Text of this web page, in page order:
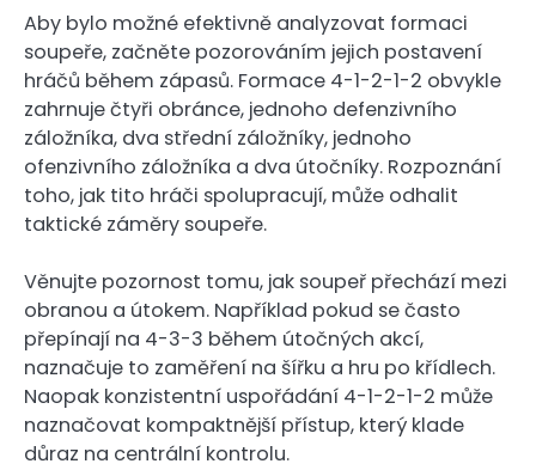
Aby bylo možné efektivně analyzovat formaci
soupeře, začněte pozorováním jejich postavení
hráčů během zápasů. Formace 4-1-2-1-2 obvykle
zahrnuje čtyři obránce, jednoho defenzivního
záložníka, dva střední záložníky, jednoho
ofenzivního záložníka a dva útočníky. Rozpoznání
toho, jak tito hráči spolupracují, může odhalit
taktické záměry soupeře.
Věnujte pozornost tomu, jak soupeř přechází mezi
obranou a útokem. Například pokud se často
přepínají na 4-3-3 během útočných akcí,
naznačuje to zaměření na šířku a hru po křídlech.
Naopak konzistentní uspořádání 4-1-2-1-2 může
naznačovat kompaktnější přístup, který klade
důraz na centrální kontrolu.